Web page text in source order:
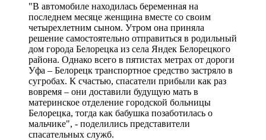
"В автомобиле находилась беременная на
последнем месяце женщина вместе со своим
четырехлетним сыном. Утром она приняла
решение самостоятельно отправиться в родильный
дом города Белорецка из села Яндек Белорецкого
района. Однако всего в пятистах метрах от дороги
Уфа – Белорецк транспортное средство застряло в
сугробах. К счастью, спасатели прибыли как раз
вовремя – они доставили будущую мать в
материнское отделение городской больницы
Белорецка, тогда как бабушка позаботилась о
мальчике", - поделились представители
спасательных служб.